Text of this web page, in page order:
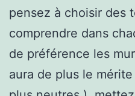
pensez à choisir des
comprendre dans
de préférence les
aura de plus le